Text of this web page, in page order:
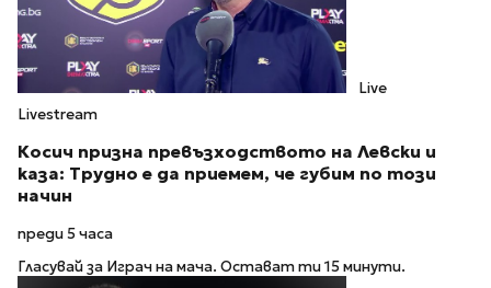
Live
Livestream
Косич призна превъзходството на Левски и
каза: Трудно е да приемем, че губим по този
начин
преди 5 часа
Гласувай за Играч на мача. Остават ти 15 минути.